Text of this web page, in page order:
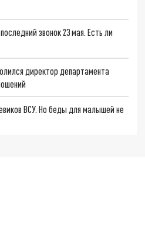
звонок 23 мая. Есть ли
директор департамента
ВСУ. Но беды для малышей не